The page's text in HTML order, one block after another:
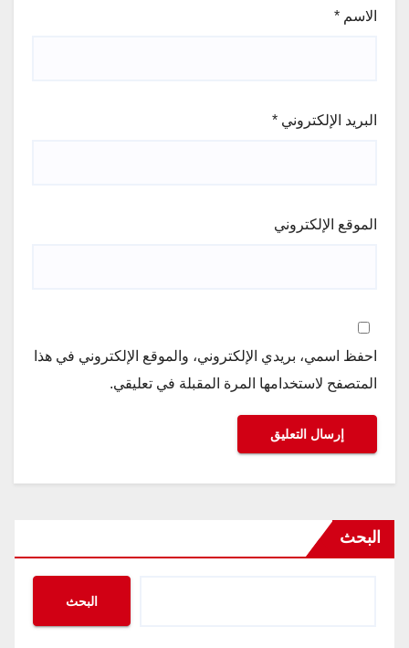
الاسم *
البريد الإلكتروني *
الموقع الإلكتروني
احفظ اسمي، بريدي الإلكتروني، والموقع الإلكتروني في هذا
المتصفح لاستخدامها المرة المقبلة في تعليقي.
البحث
البحث